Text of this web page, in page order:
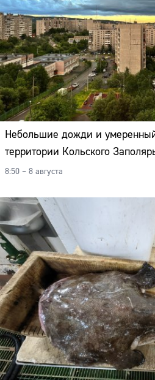
Небольшие дожди и
территории Кольского
8:50 – 8 августа